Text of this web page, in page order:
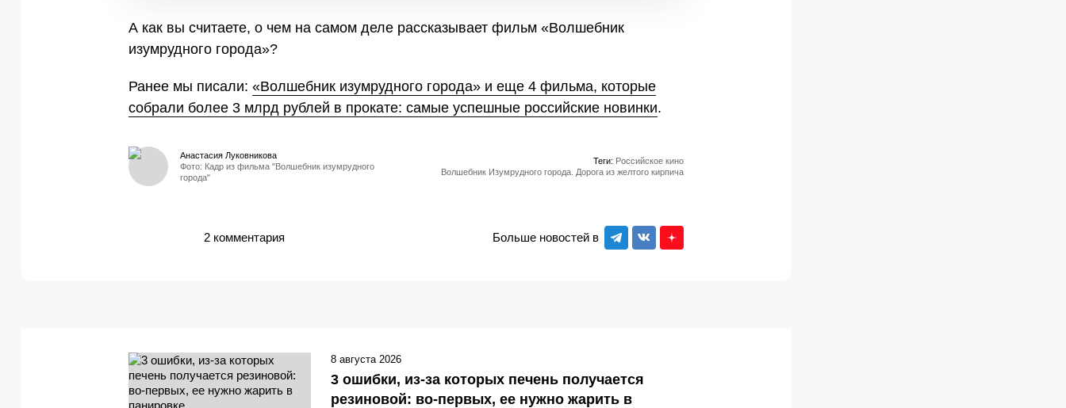
А как вы считаете, о чем на самом деле рассказывает фильм «Волшебник
изумрудного города»?
Ранее мы писали: «Волшебник изумрудного города» и еще 4 фильма, которые
собрали более 3 млрд рублей в прокате: самые успешные российские новинки.
Фото: Кадр из фильма "Волшебник изумрудного
города"
Анастасия Луковникова
Теги: Российское кино
Волшебник Изумрудного города. Дорога из желтого кирпича
Больше новостей в
2 комментария
3 ошибки, из-за которых печень получается
резиновой: во-первых, ее нужно жарить в
8 августа 2026